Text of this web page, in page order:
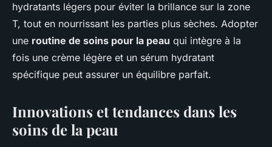
hydratants légers pour éviter la brillance sur la zone
T, tout en nourrissant les parties plus sèches. Adopter
une routine de soins pour la peau qui intègre à la
fois une crème légère et un sérum hydratant
spécifique peut assurer un équilibre parfait.
Innovations et tendances dans les
soins de la peau